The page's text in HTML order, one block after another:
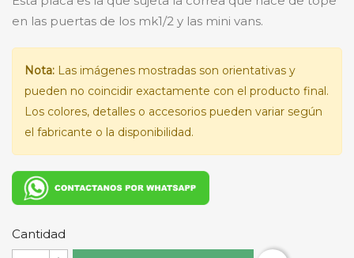
en las puertas de los mk1/2 y las mini vans.
Nota: Las imágenes mostradas son orientativas y
pueden no coincidir exactamente con el producto final.
Los colores, detalles o accesorios pueden variar según
el fabricante o la disponibilidad.
Cantidad